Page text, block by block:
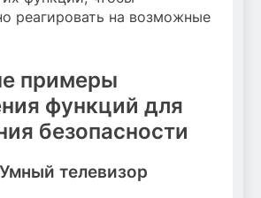
реагировать на возможные
примеры
функций для
безопасности
телевизор